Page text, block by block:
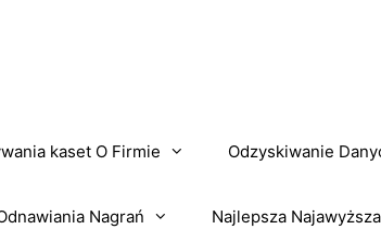
kaset O Firmie Odzyskiwanie
Nagrań Najlepsza